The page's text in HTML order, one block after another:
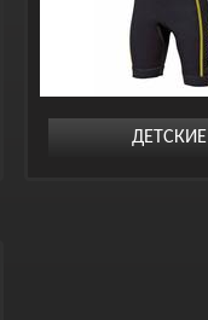
ДЕТСКИЕ